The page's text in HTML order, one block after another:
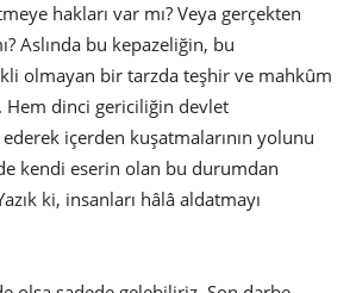
hakları var mı? Veya gerçekten
Aslında bu kepazeliğin, bu
olmayan bir tarzda teşhir ve mahkûm
dinci gericiliğin devlet
içerden kuşatmalarının yolunu
kendi eserin olan bu durumdan
ki, insanları hâlâ aldatmayı